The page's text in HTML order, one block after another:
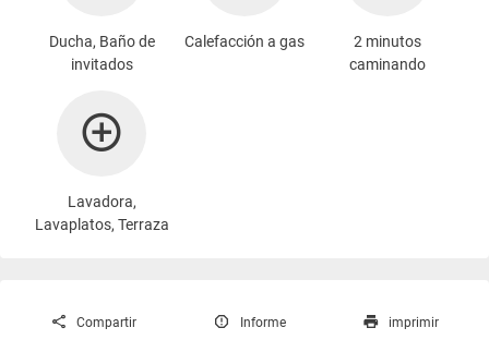
Ducha, Baño de
invitados
Calefacción a gas
2 minutos
caminando
Lavadora,
Lavaplatos, Terraza
Compartir Informe imprimir